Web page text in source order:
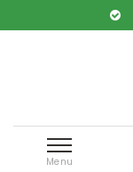
Menu